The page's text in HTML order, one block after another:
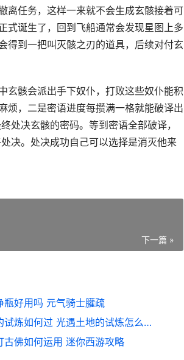
离任务，这样一来就不会生成玄骸接着可
式诞生了，回到飞船通常会发现星图上多
得到一把叫灭骸之刃的道具，后续对付玄
玄骸会派出手下奴仆，打败这些奴仆能积
烦，二是密语进度每攒满一格就能破译出
处决玄骸的密码。等到密语全部破译，
决。处决成功自己可以选择是消灭他来
下一篇 »
瓶好用吗 元气骑士䑏疏
光遇中土地的试炼如何过 光遇土地的试炼怎么上墙
古佛如何运用 迷你西游攻略